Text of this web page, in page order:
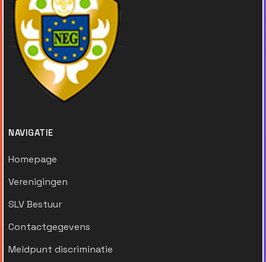
NAVIGATIE
Homepage
Verenigingen
SLV Bestuur
Contactgegevens
Meldpunt discriminatie